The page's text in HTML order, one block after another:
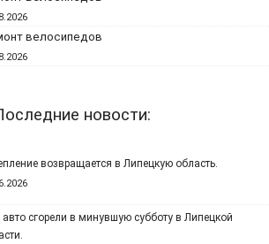
велосипедов
новости:
возвращается в Липецкую область.
сгорели в минувшую субботу в Липецкой